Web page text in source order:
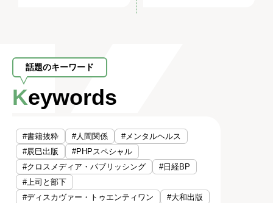
話題のキーワード
Keywords
#書籍抜粋 #人間関係
#メンタルヘルス
#辰巳出版
#PHPスペシャル
#クロスメディア・パブリッシング
#日経BP
#上司と部下
#ディスカヴァー・トゥエンティワン
#大和出版